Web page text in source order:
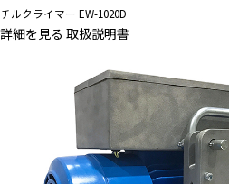
チルクライマー EW-1020D
詳細を見る 取扱説明書